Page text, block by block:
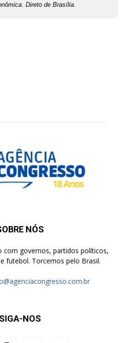
Direto de Brasília.
NÓS
com governos, partidos políticos,
futebol. Torcemos pelo Brasil.
SIGA-NOS